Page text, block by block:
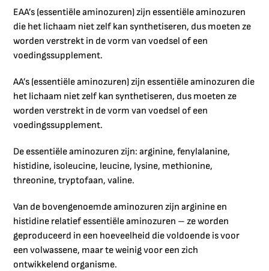
EAA’s (essentiële aminozuren) zijn essentiële aminozuren
die het lichaam niet zelf kan synthetiseren, dus moeten ze
worden verstrekt in de vorm van voedsel of een
voedingssupplement.
AA’s (essentiële aminozuren) zijn essentiële aminozuren die
het lichaam niet zelf kan synthetiseren, dus moeten ze
worden verstrekt in de vorm van voedsel of een
voedingssupplement.
De essentiële aminozuren zijn: arginine, fenylalanine,
histidine, isoleucine, leucine, lysine, methionine,
threonine, tryptofaan, valine.
Van de bovengenoemde aminozuren zijn arginine en
histidine relatief essentiële aminozuren – ze worden
geproduceerd in een hoeveelheid die voldoende is voor
een volwassene, maar te weinig voor een zich
ontwikkelend organisme.